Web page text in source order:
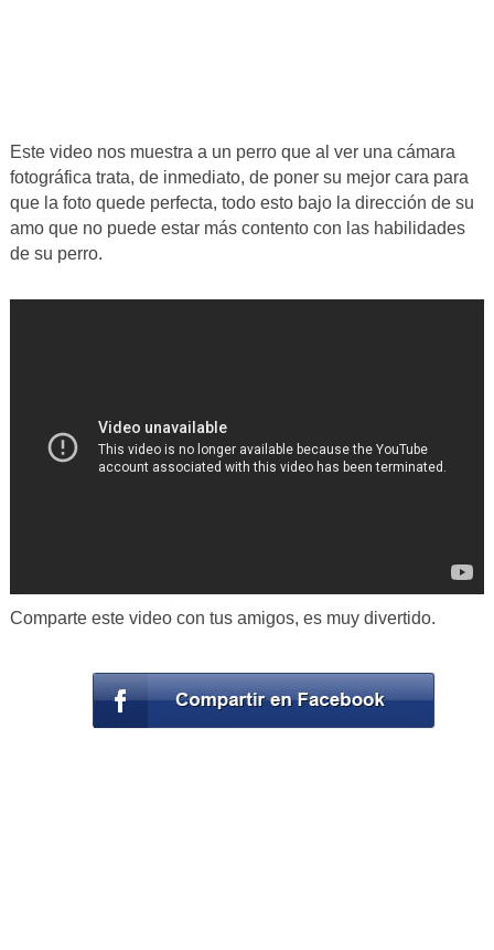
Este video nos muestra a un perro que al ver una cámara
fotográfica trata, de inmediato, de poner su mejor cara para
que la foto quede perfecta, todo esto bajo la dirección de su
amo que no puede estar más contento con las habilidades
de su perro.
Comparte este video con tus amigos, es muy divertido.